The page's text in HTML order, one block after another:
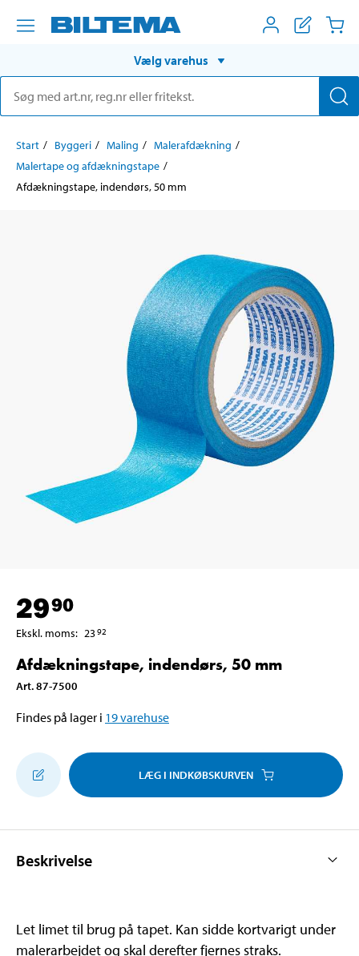
Vælg varehus
Start Byggeri Maling
Malerafdækning
Malertape og afdækningstape
Afdækningstape, indendørs, 50 mm
2990
Ekskl. moms: 2392
Afdækningstape, indendørs, 50 mm
Art.87-7500
Findes på lager i 19varehuse
LÆG I INDKØBSKURVEN
Beskrivelse
Let limet til brug på tapet. Kan sidde kortvarigt under
malerarbejdet og skal derefter fjernes straks.